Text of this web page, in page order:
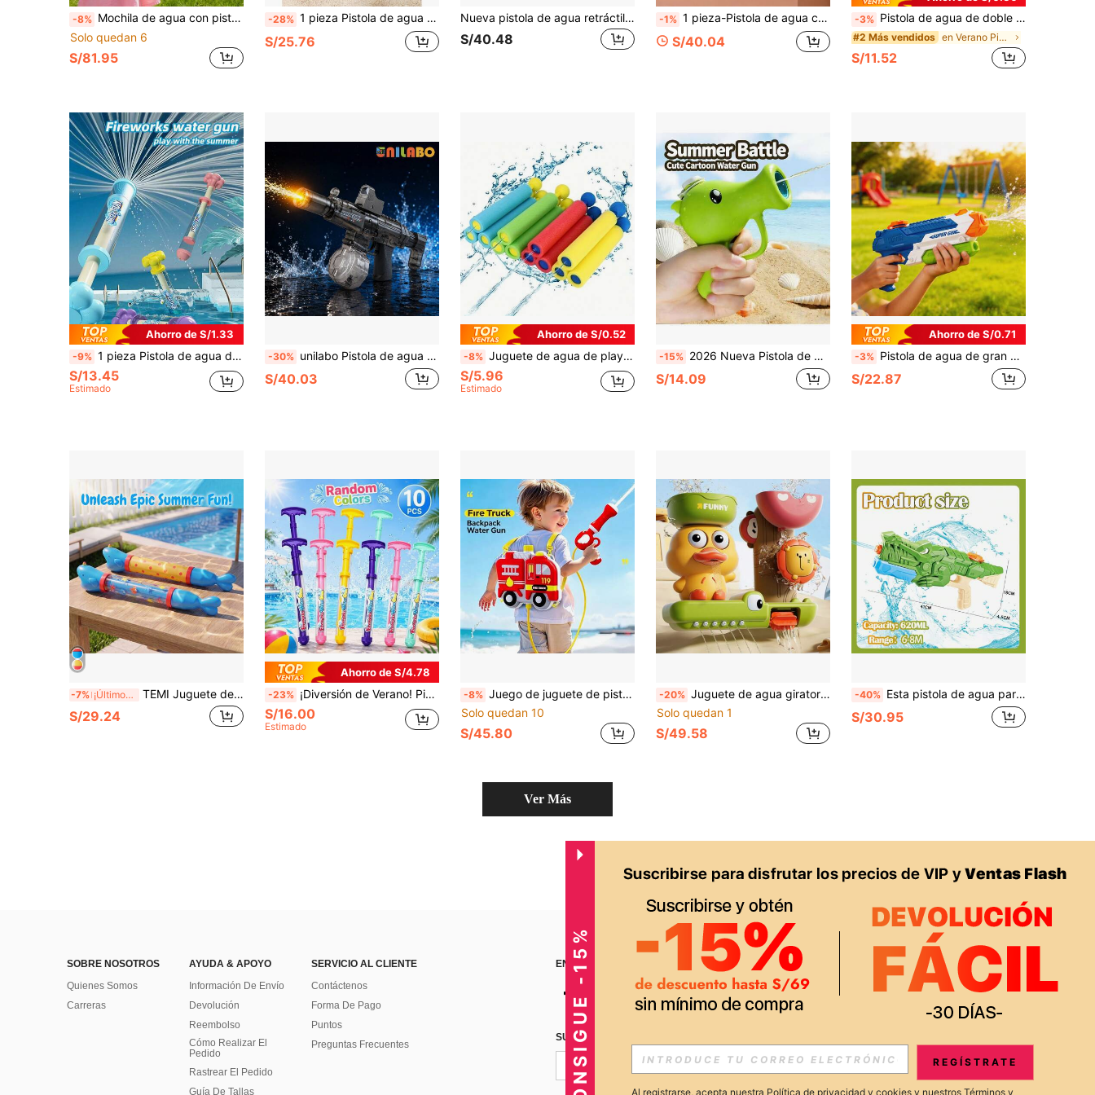
-8% Mochila de agua con pistola de dibujos animados para niños, cañón de agua de gran capacidad con unicornio y dinosaurio, juguete de agua para rociar al aire libre en verano, adecuado para niños y niñas pequeños, juego de disparos en la playa y la piscina, regalo de juego de agua de verano para niños, juguete de piscina, juguete de baño, juguete de jardín, juego al aire libre
Solo quedan 6
S/81.95
-28% 1 pieza Pistola de agua con mochila, juguete de agua para piscina y playa, juguete interactivo para parque acuático al aire libre, regalo de cumpleaños, regalo de vacaciones de verano, juguete de juego de agua de alta demanda
S/25.76
Nueva pistola de agua retráctil para niños, juguete de agua para jugar al aire libre en verano, pistola de agua azul con estilo, juguete para parque acuático, juguete interactivo de juego con agua.
S/40.48
-1% 1 pieza-Pistola de agua con mochila-Juguetes de piscina y playa, Juguetes de juego con agua, Juguetes de parque acuático - Juguetes al aire libre, Juguetes interactivos - Regalos de cumpleaños-Juguetes de verano-Regalos de vacaciones-Regalos perfectos - Regalos - Juegos de juguetes talla grande vendidos-Juguetes para niños-Juguetes de piscina-Esenciales de playa-Juegos de fiesta
S/40.04
-3% Pistola de agua de doble cara, juguete de playa de verano, accesorio para bromas, accesorio para bromas de fiesta, juguete de pistola de agua para adolescentes, juguete para fiesta de piscina de verano, regalo de cumpleaños, regalo de vacaciones
#2 Más vendidos en Verano Piscinas para niños y juguetes acuáticos
S/11.52
Ahorro de S/1.33
-9% 1 pieza Pistola de agua de fuegos artificiales, juguete de agua para niños, juguete de piscina, juguete de agua, juguete para niños, juguete de jardín, juguete de playa, juguete de piscina al aire libre
S/13.45
Estimado
-30% unilabo Pistola de agua eléctrica con luces, disparo rápido totalmente automático con iluminación genial, uso en exteriores, patio, playa, piscina, juguete de pistola de agua para juegos de agua, regalo de cumpleaños perfecto para niños y niñas, regalo de juguete para fiesta de agua de vacaciones de verano
S/40.03
Ahorro de S/0.52
-8% Juguete de agua de playa de 20.5cm, cañón de agua de alta presión de espuma EVA recta, juguete de chorro de espuma, lanzador de burbujas impermeable y resistente a caídas, juguete de exterior extraíble para el verano
S/5.96
Estimado
-15% 2026 Nueva Pistola de Agua Creativa Lanzadora de Guisantes, Juguete de Agua con Forma de Plantas vs Zombies para Niños, Esencial para Juegos de Agua al Aire Libre en Piscina, Playa, Patio y Jardín, Regalo Pequeño para Reuniones Familiares y Fiestas de Cumpleaños, Regalo para Celebraciones del Día del Niño, Festival del Bote Dragón, Día Nacional, Navidad, Año Nuevo, Pascua y Halloween, Accesorio para Salidas de Padres e Hijos, Camping y Batallas de Agua, Recuerdo de Actividades de Jardín de Infantes, Accesorio para Fotos de Bebé, Regalo Pequeño de Cumpleaños y Vacaciones para Niños y Niñas, Juguetes de Pistolas Falsas, Pistolas de Bromas, Pistolas de Juguete Realistas, Juguete de Pistola, Pistola para Adultos, Pistola de Juguete Falsa, Pistola, Pistola de Agua Reversible, Juguete de Agua para Playa de Verano, Mini Lanzador de Batalla de Rociado de Agua, Regalo Divertido
S/14.09
Ahorro de S/0.71
-3% Pistola de agua de gran capacidad para exteriores para niños, ligera y de mano, juego de lucha de agua a larga distancia para niños y niñas en verano, playa, piscina, patio familiar, baño, rafting y juegos acuáticos interactivos
S/22.87
-7% ¡Últimos 3 días TEMI Juguete de rociador de agua con forma de ballena extraíble, adecuado para niños de 3 años en adelante, juguete de entretenimiento al aire libre, ideal para piscina de verano, playa y juegos de agua en el patio trasero, regalo perfecto para fiestas en la piscina y fiestas de cumpleaños
S/29.24
Ahorro de S/4.78
-23% ¡Diversión de Verano! Pistola de Agua Super 120 Agujeros - Pistola de Agua Grande de 41cm con Acción de Tracción y Efecto de Rociado de Fuegos Artificiales, Perfecta para Fiestas al Aire Libre en Piscina y Playa, Esencial para Juegos en Grupo de Adolescentes, Juguete de Agua para Aliviar el Estrés, Regalo Refrescante de Verano
S/16.00
Estimado
-8% Juego de juguete de pistola de agua con mochila de bombero simulada, pistola de agua de presión de empuje y tracción, rociado ajustable de larga distancia, gran tanque de agua, modo de doble cierre y largo alcance, juguete de juego de verano al aire libre para playa, piscina, fiesta y patio trasero, regalo de cumpleaños ideal para niños y niñas de 3 años en adelante
Solo quedan 10
S/45.80
-20% Juguete de agua giratorio con diseño de dibujos animados para el baño de niños, conjunto de juego de baño con rociado de agua
Solo quedan 1
S/49.58
-40% Esta pistola de agua para niños, con forma de cocodrilo y diseño deslizante, tiene una gran capacidad y un largo alcance, lo que la hace perfecta para juegos acuáticos al aire libre y juguetes de agua en parques de diversiones.
S/30.95
Ver Más
SOBRE NOSOTROS
Quienes Somos
Carreras
AYUDA & APOYO
Información De Envío
Devolución
Reembolso
Cómo Realizar El
Pedido
Rastrear El Pedido
Guía De Tallas
SERVICIO AL CLIENTE
Contáctenos
Forma De Pago
Puntos
Preguntas Frecuentes
ENCUÉNTRANOS EN APP
SUSCRÍBETE PARA RECIBIR OFERTAS EXCLUSIVAS, PROMOCIONES Y NOTICIAS DE SHEIN
Suscribir
CONSIGUE -15% REGÍSTRATE
Al registrarse, acepta nuestra Política de privacidad y cookies y nuestros Términos y